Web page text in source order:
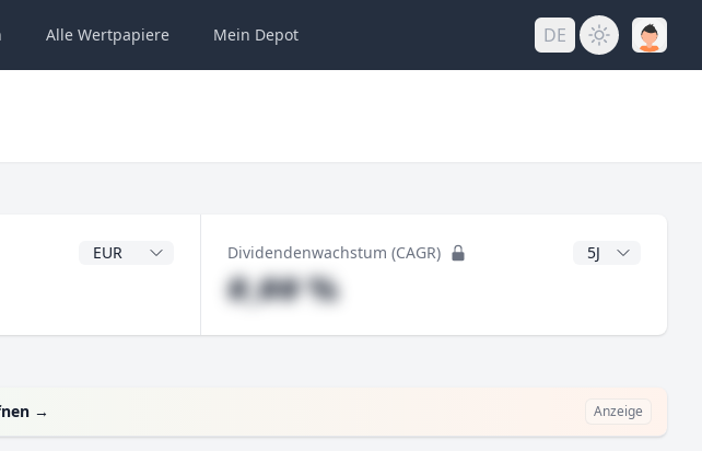
Alle Wertpapiere Mein Depot DE
DividendenwährungDividendenwachstum (CAGR) CAGR Jahre
#,## %
→ Anzeige